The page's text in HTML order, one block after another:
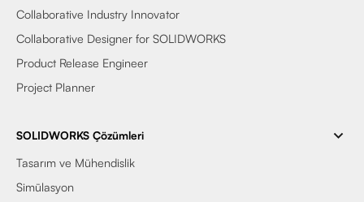
Collaborative Industry Innovator
Collaborative Designer for SOLIDWORKS
Product Release Engineer
Project Planner
SOLIDWORKS Çözümleri
Tasarım ve Mühendislik
Simülasyon